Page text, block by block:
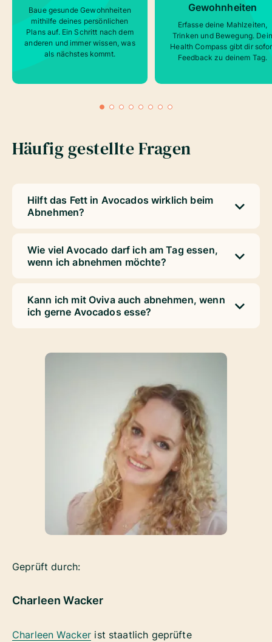
Baue gesunde Gewohnheiten
mithilfe deines persönlichen
Plans auf. Ein Schritt nach dem
anderen und immer wissen, was
als nächstes kommt.
Gewohnheiten
Erfasse deine Mahlzeiten,
Trinken und Bewegung. Dein
Health Compass gibt dir
Feedback zu deinem Tag.
Häufig gestellte Fragen
Hilft das Fett in Avocados wirklich beim
Abnehmen?
Wie viel Avocado darf ich am Tag essen,
wenn ich abnehmen möchte?
Kann ich mit Oviva auch abnehmen, wenn
ich gerne Avocados esse?
Geprüft durch:
Charleen Wacker
Charleen Wacker ist staatlich geprüfte